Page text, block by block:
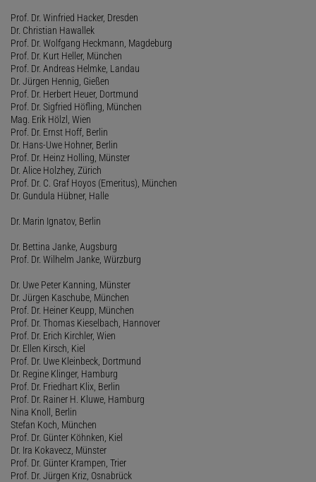
Prof. Dr. Winfried Hacker, Dresden
Dr. Christian Hawallek
Prof. Dr. Wolfgang Heckmann, Magdeburg
Prof. Dr. Kurt Heller, München
Prof. Dr. Andreas Helmke, Landau
Dr. Jürgen Hennig, Gießen
Prof. Dr. Herbert Heuer, Dortmund
Prof. Dr. Sigfried Höfling, München
Mag. Erik Hölzl, Wien
Prof. Dr. Ernst Hoff, Berlin
Dr. Hans-Uwe Hohner, Berlin
Prof. Dr. Heinz Holling, Münster
Dr. Alice Holzhey, Zürich
Prof. Dr. C. Graf Hoyos (Emeritus), München
Dr. Gundula Hübner, Halle
Dr. Marin Ignatov, Berlin
Dr. Bettina Janke, Augsburg
Prof. Dr. Wilhelm Janke, Würzburg
Dr. Uwe Peter Kanning, Münster
Dr. Jürgen Kaschube, München
Prof. Dr. Heiner Keupp, München
Prof. Dr. Thomas Kieselbach, Hannover
Prof. Dr. Erich Kirchler, Wien
Dr. Ellen Kirsch, Kiel
Prof. Dr. Uwe Kleinbeck, Dortmund
Dr. Regine Klinger, Hamburg
Prof. Dr. Friedhart Klix, Berlin
Prof. Dr. Rainer H. Kluwe, Hamburg
Nina Knoll, Berlin
Stefan Koch, München
Prof. Dr. Günter Köhnken, Kiel
Dr. Ira Kokavecz, Münster
Prof. Dr. Günter Krampen, Trier
Prof. Dr. Jürgen Kriz, Osnabrück